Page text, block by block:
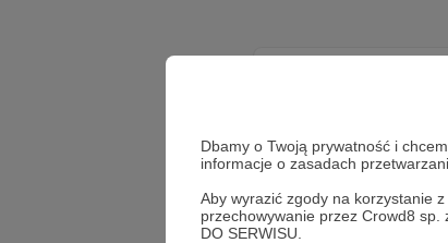
Dbamy o Twoją prywatność i
informacje o zasadach
Aby wyrazić zgody na korzystanie
przechowywanie przez Crowd8 sp.
DO SERWISU.